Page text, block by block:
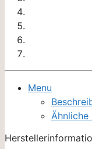
Menu